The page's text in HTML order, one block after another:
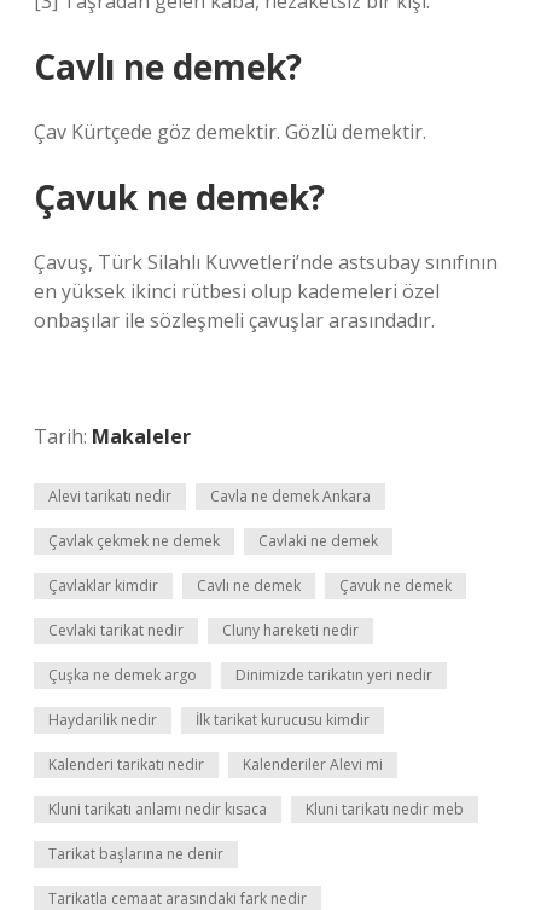
Cavlı ne demek?
Çav Kürtçede göz demektir. Gözlü demektir.
Çavuk ne demek?
Çavuş, Türk Silahlı Kuvvetleri’nde astsubay sınıfının
en yüksek ikinci rütbesi olup kademeleri özel
onbaşılar ile sözleşmeli çavuşlar arasındadır.
Tarih: Makaleler
Alevi tarikatı nedir Cavla ne demek Ankara
Çavlak çekmek ne demek Cavlaki ne demek
Çavlaklar kimdir Cavlı ne demek Çavuk ne demek
Cevlaki tarikat nedir Cluny hareketi nedir
Çuşka ne demek argo Dinimizde tarikatın yeri nedir
Haydarilik nedir İlk tarikat kurucusu kimdir
Kalenderi tarikatı nedir Kalenderiler Alevi mi
Kluni tarikatı anlamı nedir kısaca Kluni tarikatı nedir meb
Tarikat başlarına ne denir
Tarikatla cemaat arasındaki fark nedir